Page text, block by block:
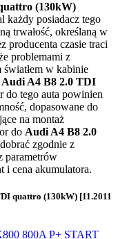
(130kW)
każdy posiadacz tego
trwałość, określaną w
producenta czasie traci
problemami z
w kabinie
Audi A4 B8 2.0 TDI
do tego auta powinien
dopasowane do
na montaż
do Audi A4 B8 2.0
zgodnie z
parametrów
i cena akumulatora.
quattro (130kW) [11.2011